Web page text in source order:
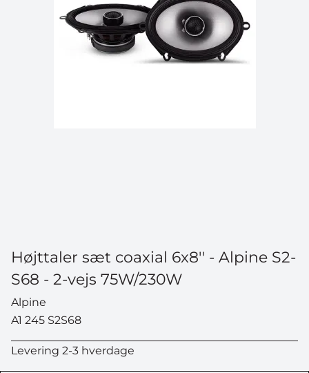
Højttaler sæt coaxial 6x8'' - Alpine S2-
S68 - 2-vejs 75W/230W
Alpine
A1 245 S2S68
Levering 2-3 hverdage